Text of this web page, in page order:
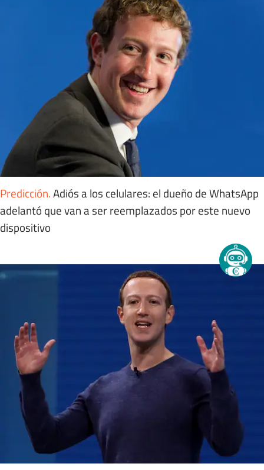
Predicción.Adiós a los celulares: el dueño de WhatsApp
adelantó que van a ser reemplazados por este nuevo
dispositivo